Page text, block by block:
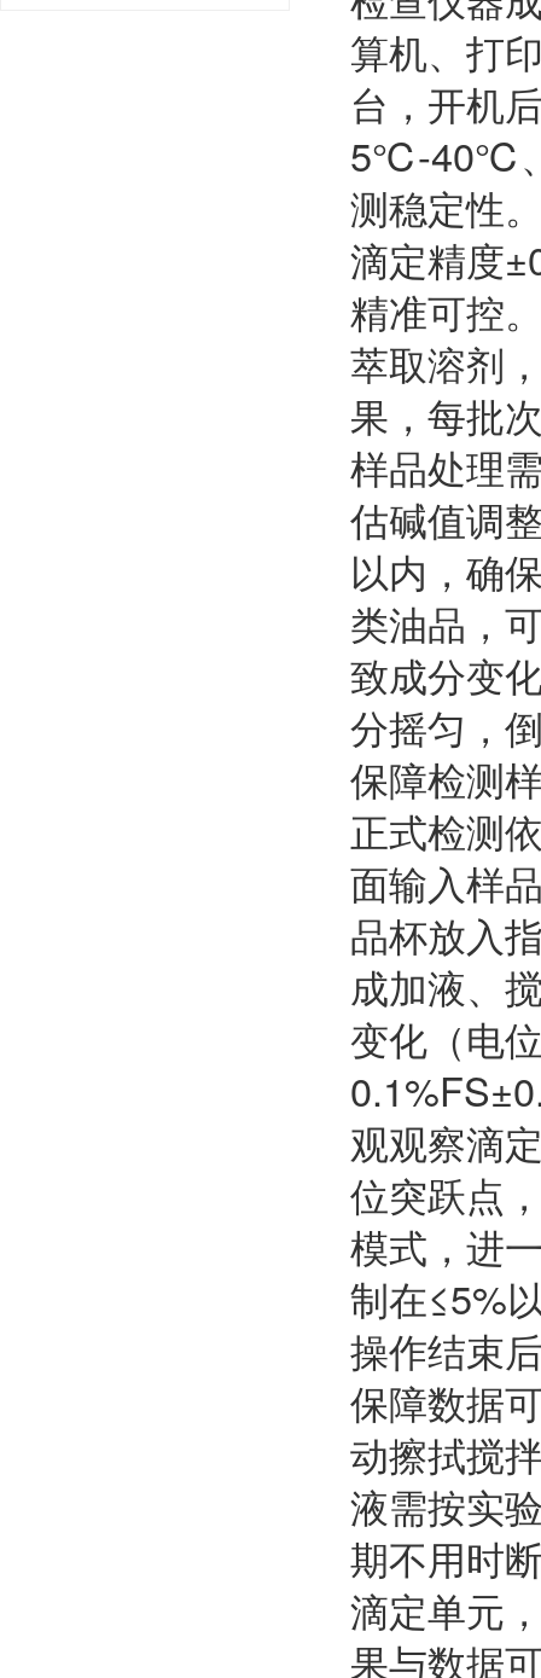
算机、打
台，开机
5℃-40℃、
测稳定性
滴定精度
精准可控
萃取溶剂
果，每批
样品处理
估碱值调
以内，确
类油品，
致成分变
分摇匀，
保障检测
正式检测
面输入样
品杯放入
成加液、
变化（电
观观察滴
位突跃点
模式，进
制在≤5%
操作结束
保障数据
动擦拭搅
液需按实
期不用时
滴定单元
果与数据